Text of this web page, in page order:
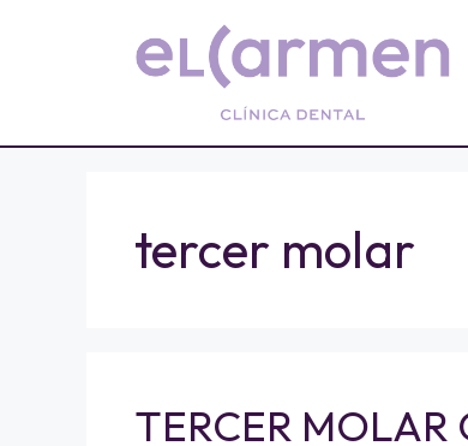
tercer molar
TERCER